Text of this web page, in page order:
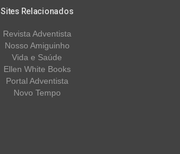
Sites Relacionados
Revista Adventista
Nosso Amiguinho
Vida e Saúde
Ellen White Books
Portal Adventista
Novo Tempo